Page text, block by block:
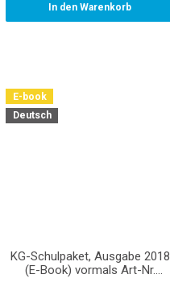
In den Warenkorb
E-book
Deutsch
KG-Schulpaket, Ausgabe 2018
(E-Book) vormals Art-Nr.